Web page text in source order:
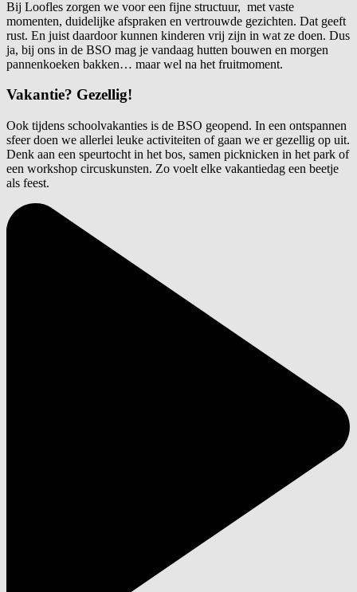
Bij Loofles zorgen we voor een fijne structuur, met vaste
momenten, duidelijke afspraken en vertrouwde gezichten. Dat geeft
rust. En juist daardoor kunnen kinderen vrij zijn in wat ze doen. Dus
ja, bij ons in de BSO mag je vandaag hutten bouwen en morgen
pannenkoeken bakken… maar wel na het fruitmoment.
Vakantie? Gezellig!
Ook tijdens schoolvakanties is de BSO geopend. In een ontspannen
sfeer doen we allerlei leuke activiteiten of gaan we er gezellig op uit.
Denk aan een speurtocht in het bos, samen picknicken in het park of
een workshop circuskunsten. Zo voelt elke vakantiedag een beetje
als feest.